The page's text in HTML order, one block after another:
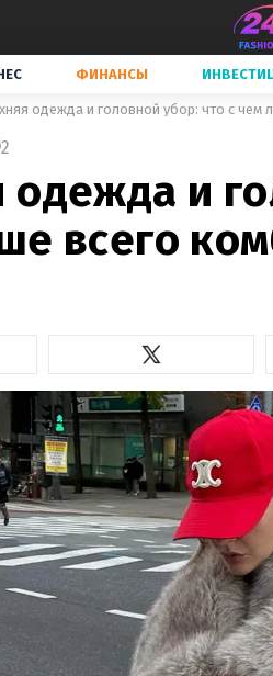
ФИНАНСЫ
одежда и головной убор: что с чем
2
одежда и
всего